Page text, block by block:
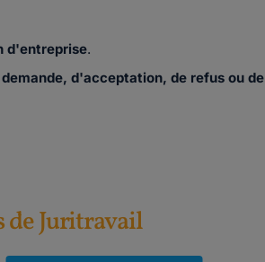
d'entreprise.
d'acceptation, de refus ou de
de Juritravail